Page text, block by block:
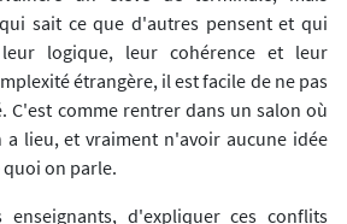
sait ce que d'autres pensent et qui
logique, leur cohérence et leur
étrangère, il est facile de ne pas
C'est comme rentrer dans un salon où
a lieu, et vraiment n'avoir aucune idée
quoi on parle.
d'expliquer ces conflits